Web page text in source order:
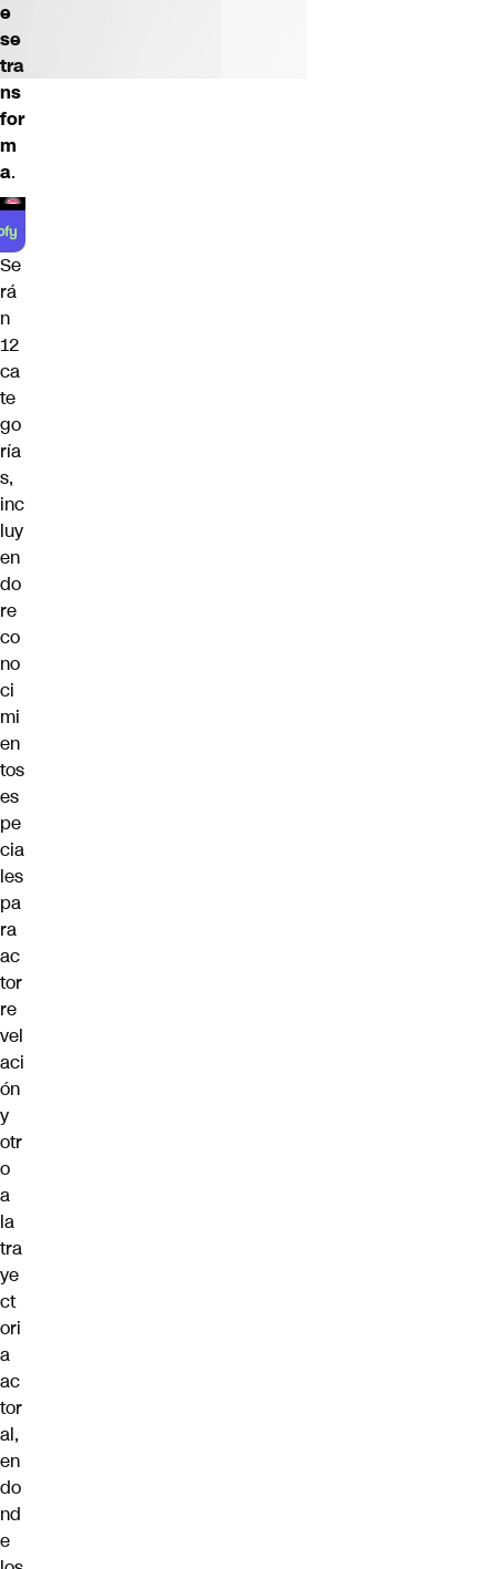
e
se
tra
ns
for
m
a.
Se
rá
n
12
ca
te
go
ría
s,
inc
luy
en
do
re
co
no
ci
mi
en
tos
es
pe
cia
les
pa
ra
ac
tor
re
vel
aci
ón
y
otr
o
a
la
tra
ye
ct
ori
a
ac
tor
al,
en
do
nd
e